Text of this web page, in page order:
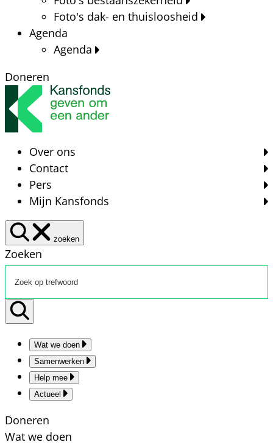
Foto's dak- en thuisloosheid
Agenda
Agenda
Doneren
Over ons
Contact
Pers
Mijn Kansfonds
zoeken
Zoeken
Wat we doen
Samenwerken
Help mee
Actueel
Doneren
Wat we doen